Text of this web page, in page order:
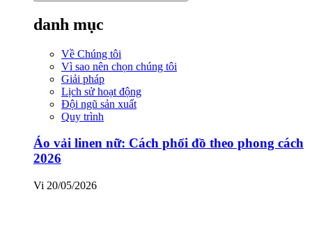
danh mục
Về Chúng tôi
Vì sao nên chọn chúng tôi
Giải pháp
Lịch sử hoạt động
Đội ngũ sản xuất
Quy trình
Áo vải linen nữ: Cách phối đồ theo phong cách
2026
Vi 20/05/2026